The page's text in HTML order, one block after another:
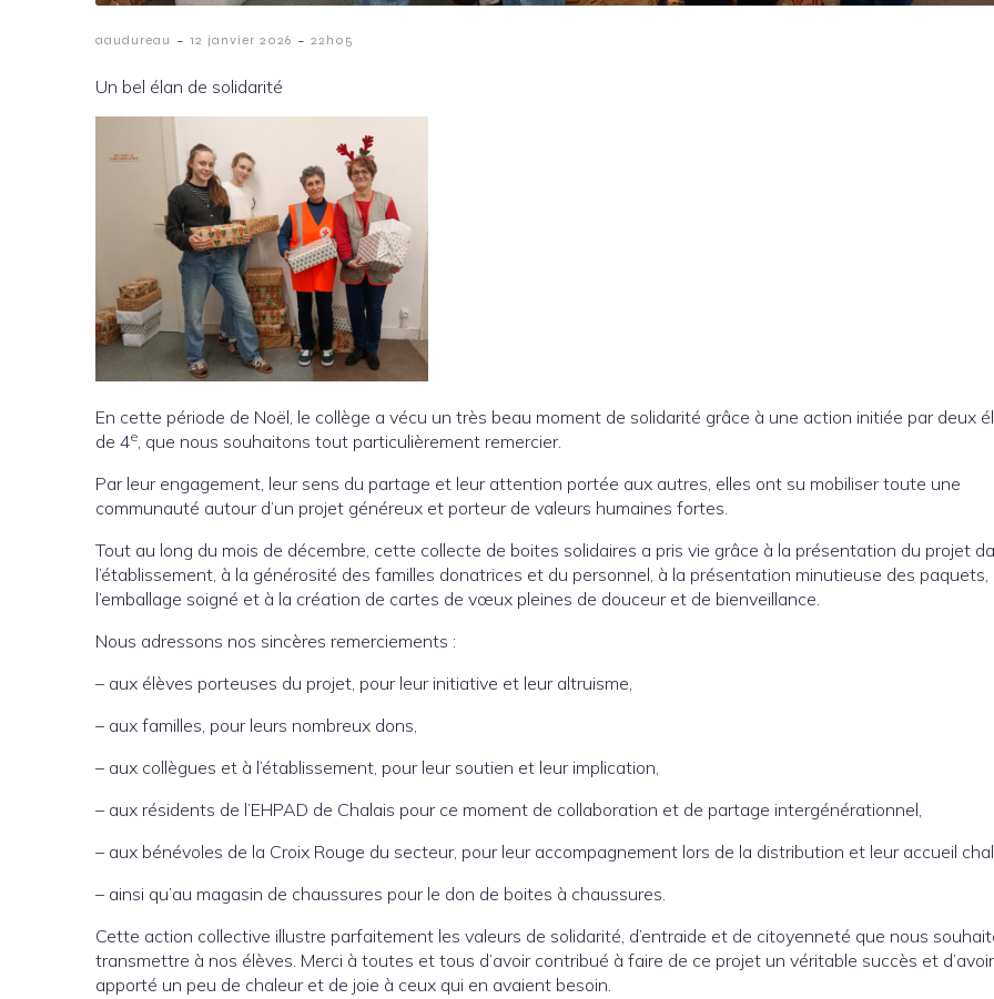
aaudureau - 12 janvier 2026 - 22h05
Un bel élan de solidarité
En cette période de Noël, le collège a vécu un très beau moment de solidarité grâce à une action initiée par deux
de 4e, que nous souhaitons tout particulièrement remercier.
Par leur engagement, leur sens du partage et leur attention portée aux autres, elles ont su mobiliser toute une
communauté autour d’un projet généreux et porteur de valeurs humaines fortes.
Tout au long du mois de décembre, cette collecte de boites solidaires a pris vie grâce à la présentation du projet
l’établissement, à la générosité des familles donatrices et du personnel, à la présentation minutieuse des paquets,
l’emballage soigné et à la création de cartes de vœux pleines de douceur et de bienveillance.
Nous adressons nos sincères remerciements :
– aux élèves porteuses du projet, pour leur initiative et leur altruisme,
– aux familles, pour leurs nombreux dons,
– aux collègues et à l’établissement, pour leur soutien et leur implication,
– aux résidents de l’EHPAD de Chalais pour ce moment de collaboration et de partage intergénérationnel,
– aux bénévoles de la Croix Rouge du secteur, pour leur accompagnement lors de la distribution et leur accueil
– ainsi qu’au magasin de chaussures pour le don de boites à chaussures.
Cette action collective illustre parfaitement les valeurs de solidarité, d’entraide et de citoyenneté que nous
transmettre à nos élèves. Merci à toutes et tous d’avoir contribué à faire de ce projet un véritable succès et d’avoir
apporté un peu de chaleur et de joie à ceux qui en avaient besoin.